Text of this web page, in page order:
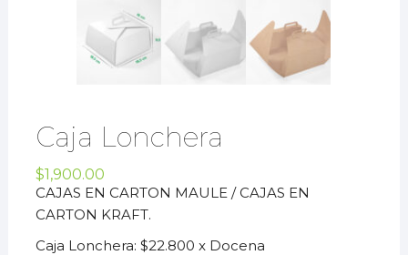
Caja Lonchera
$1,900.00
CAJAS EN CARTON MAULE / CAJAS EN
CARTON KRAFT.
Caja Lonchera: $22.800 x Docena